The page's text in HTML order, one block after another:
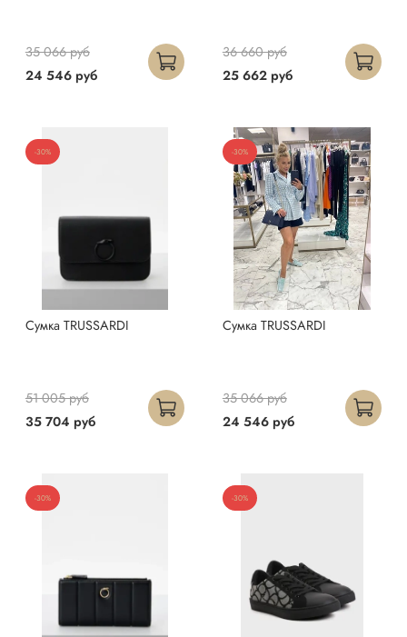
24 546 руб
35 066 руб
25 662 руб
36 660 руб
-30%
Сумка TRUSSARDI
35 704 руб
51 005 руб
-30%
Сумка TRUSSARDI
24 546 руб
35 066 руб
-30% -30%